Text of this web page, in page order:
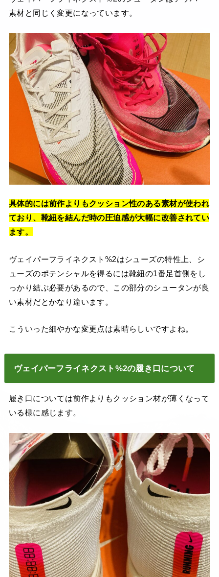
素材と同じく変更になっています。
具体的には前作よりもクッション性のある素材が使われ
ており、靴紐を結んだ時の圧迫感が大幅に改善されてい
ます。
ヴェイパーフライネクスト%2はシューズの特性上、シ
ューズのポテンシャルを得るには靴紐の1番足首側をし
っかり結ぶ必要があるので、この部分のシュータンが良
い素材だとかなり違います。
こういった細やかな変更点は素晴らしいですよね。
ヴェイパーフライネクスト%2の履き口について
履き口については前作よりもクッション材が薄くなって
いる様に感じます。